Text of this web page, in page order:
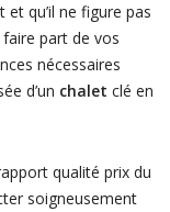
qu’il ne figure pas
part de vos
nécessaires
d’un chalet clé en
qualité prix du
soigneusement